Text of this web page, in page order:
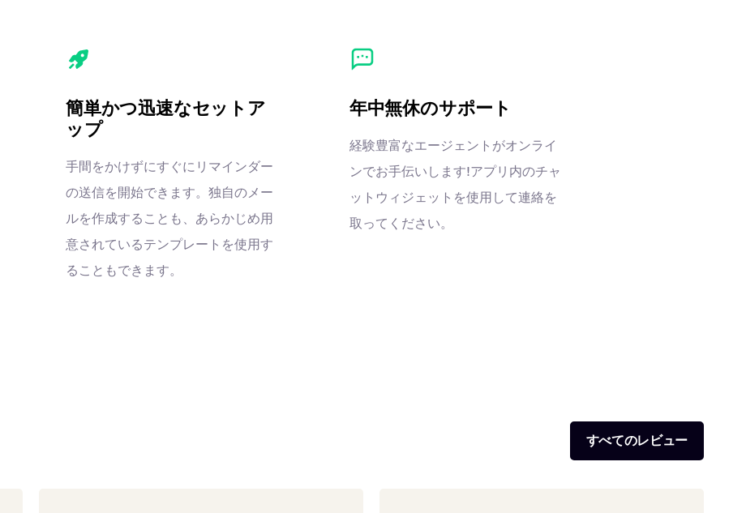
簡単かつ迅速なセットア
ップ
手間をかけずにすぐにリマインダー
の送信を開始できます。独自のメー
ルを作成することも、あらかじめ用
意されているテンプレートを使用す
ることもできます。
年中無休のサポート
経験豊富なエージェントがオンライ
ンでお手伝いします!アプリ内のチャ
ットウィジェットを使用して連絡を
取ってください。
すべてのレビュー